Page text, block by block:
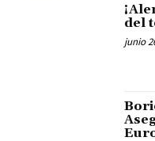
del
junio